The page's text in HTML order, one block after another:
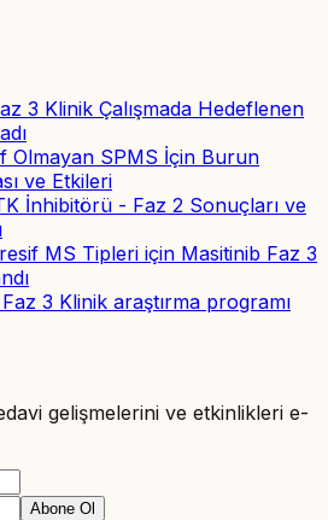
3 Klinik Çalışmada Hedeflenen
Olmayan SPMS İçin Burun
ve Etkileri
İnhibitörü - Faz 2 Sonuçları ve
MS Tipleri için Masitinib Faz 3
3 Klinik araştırma programı
gelişmelerini ve etkinlikleri e-
Abone Ol